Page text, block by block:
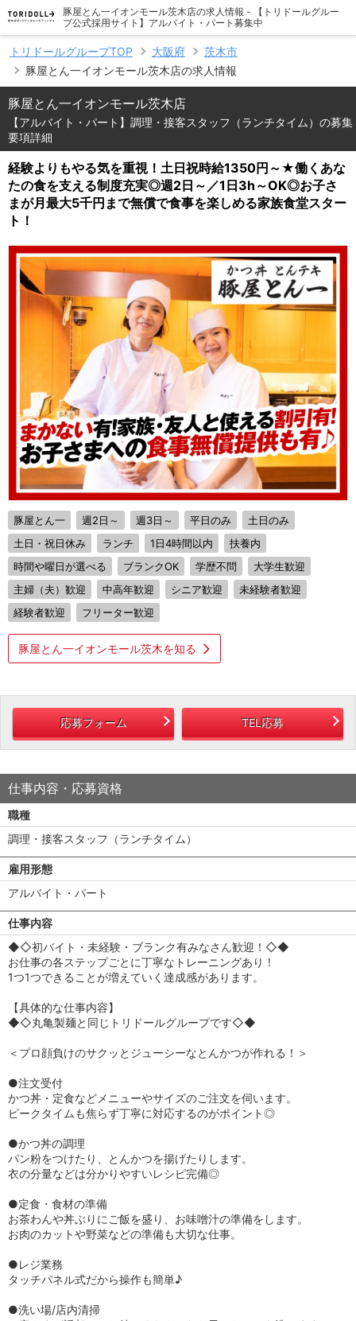
豚屋とん一イオンモール茨木店の求人情報 - 【トリドールグルー
プ公式採用サイト】アルバイト・パート募集中
トリドールグループTOP 大阪府
茨木市
豚屋とん一イオンモール茨木店の求人情報
豚屋とん一イオンモール茨木店
【アルバイト・パート】調理・接客スタッフ（ランチタイム）の募集
要項詳細
経験よりもやる気を重視！土日祝時給1350円～★働くあな
たの食を支える制度充実◎週2日～／1日3h～OK◎お子さ
まが月最大5千円まで無償で食事を楽しめる家族食堂スター
ト！
豚屋とん一 週2日～ 週3日～ 平日のみ
土日のみ
土日・祝日休み
ランチ 1日4時間以内
扶養内
時間や曜日が選べる
ブランクOK 学歴不問
大学生歓迎
主婦（夫）歓迎
中高年歓迎 シニア歓迎
未経験者歓迎
経験者歓迎
フリーター歓迎
豚屋とん一イオンモール茨木を知る
応募フォーム TEL応募
仕事内容・応募資格
職種
調理・接客スタッフ（ランチタイム）
雇用形態
アルバイト・パート
仕事内容
◆◇初バイト・未経験・ブランク有みなさん歓迎！◇◆
お仕事の各ステップごとに丁寧なトレーニングあり！
1つ1つできることが増えていく達成感があります。
【具体的な仕事内容】
◆◇丸亀製麺と同じトリドールグループです◇◆
＜プロ顔負けのサクッとジューシーなとんかつが作れる！＞
●注文受付
かつ丼・定食などメニューやサイズのご注文を伺います。
ピークタイムも焦らず丁寧に対応するのがポイント◎
●かつ丼の調理
パン粉をつけたり、とんかつを揚げたりします。
衣の分量などは分かりやすいレシピ完備◎
●定食・食材の準備
お茶わんや丼ぶりにご飯を盛り、お味噌汁の準備をします。
お肉のカットや野菜などの準備も大切な仕事。
●レジ業務
タッチパネル式だから操作も簡単♪
●洗い場/店内清掃